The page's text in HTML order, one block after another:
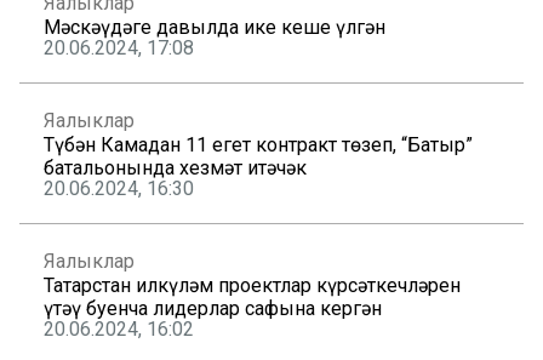
Мәскәүдәге давылда ике кеше үлгән
20.06.2024, 17:08
Яңалыклар
Түбән Камадан 11 егет контракт төзеп, “Батыр”
батальонында хезмәт итәчәк
20.06.2024, 16:30
Яңалыклар
Татарстан илкүләм проектлар күрсәткечләрен
үтәү буенча лидерлар сафына кергән
20.06.2024, 16:02